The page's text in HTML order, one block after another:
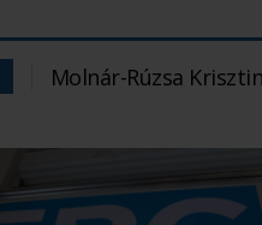
Molnár-Rúzsa